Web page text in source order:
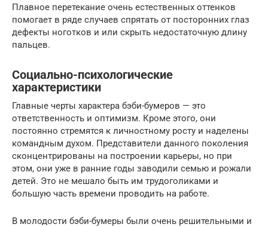
Плавное перетекание очень естественных оттенков
помогает в ряде случаев спрятать от посторонних глаз
дефекты ноготков и или скрыть недостаточную длину
пальцев.
Социально-психологические
характеристики
Главные черты характера бэби-бумеров — это
ответственность и оптимизм. Кроме этого, они
постоянно стремятся к личностному росту и наделены
командным духом. Представители данного поколения
сконцентрированы на построении карьеры, но при
этом, они уже в ранние годы заводили семью и рожали
детей. Это не мешало быть им трудоголиками и
большую часть времени проводить на работе.
В молодости бэби-бумеры были очень решительными и